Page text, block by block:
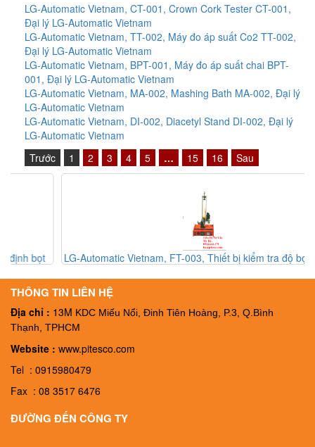
LG-Automatic Vietnam, CT-001, Crown Cork Tester CT-001,
Đại lý LG-Automatic Vietnam
LG-Automatic Vietnam, TT-002, Máy đo áp suất Co2 TT-002,
Đại lý LG-Automatic Vietnam
LG-Automatic Vietnam, BPT-001, Máy đo áp suất chai BPT-
001, Đại lý LG-Automatic Vietnam
LG-Automatic Vietnam, MA-002, Mashing Bath MA-002, Đại lý
LG-Automatic Vietnam
LG-Automatic Vietnam, DI-002, Diacetyl Stand DI-002, Đại lý
LG-Automatic Vietnam
Trước
1 2 3 4 5 … 15 16 Sau
LG-Automatic Vietnam, FT-003, Thiết bị kiểm tra độ bọt của bia
THÔNG TIN LIÊN HỆ
Địa chỉ : 13M KDC Miếu Nổi, Đinh Tiên Hoàng, P.3, Q.Bình
Thạnh, TPHCM
Website : www.pitesco.com
Tel : 0915980479
Fax : 08 3517 6476
ĐƯỜNG ĐẾN CÔNG TY